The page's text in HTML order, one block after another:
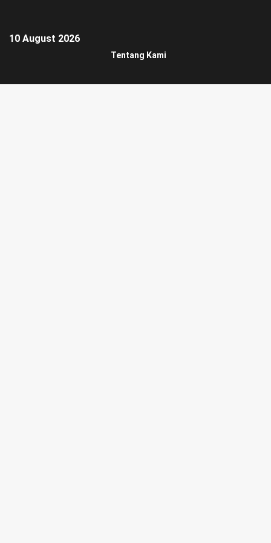
10 August 2026
Tentang Kami